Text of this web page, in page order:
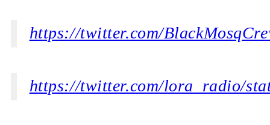
https://twitter.com/
https://twitter.com/lora_radio/